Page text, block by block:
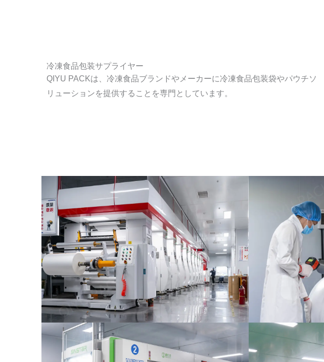
冷凍食品包装サプライヤー
QIYU PACKは、冷凍食品ブランドやメーカーに冷凍食品包装袋やパウチソ
リューションを提供することを専門としています。